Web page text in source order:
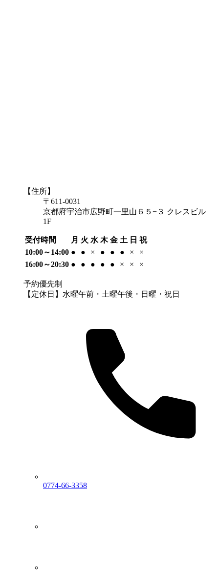
【住所】
〒611-0031
京都府宇治市広野町一里山６５−３ クレスビル
1F
受付時間 月 火 水 木 金 土 日 祝
10:00～14:00 ● ● × ● ● ● ×
×
16:00～20:30 ● ● ● ● ● × × ×
予約優先制
【定休日】水曜午前・土曜午後・日曜・祝日
0774-66-3358